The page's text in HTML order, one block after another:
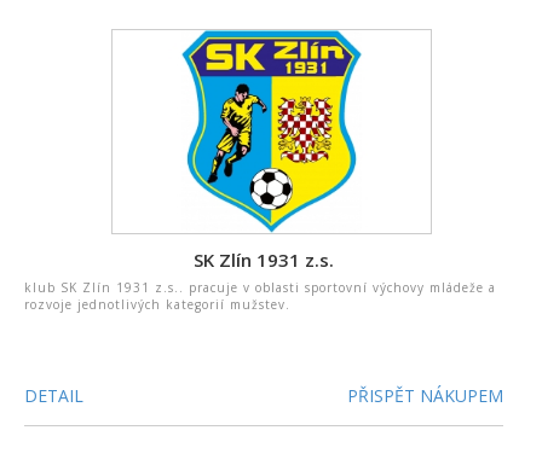
SK Zlín 1931 z.s.
klub SK Zlín 1931 z.s.. pracuje v oblasti sportovní výchovy mládeže a
rozvoje jednotlivých kategorií mužstev.
DETAIL PŘISPĚT NÁKUPEM